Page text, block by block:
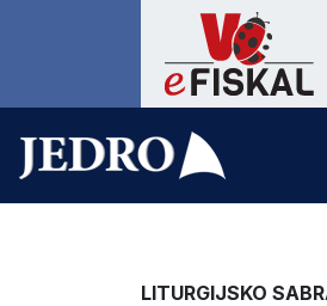
LITURGIJSKO